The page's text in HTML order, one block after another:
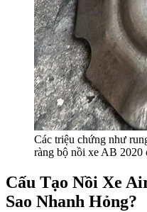
Các triệu chứng như
ràng bộ nồi xe AB 2020
Cấu Tạo Nồi Xe
Sao Nhanh Hỏng?